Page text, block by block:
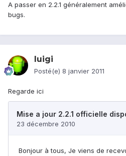
A passer en 2.2.1 généralement
bugs.
luigi
Posté(e) 8 janvier 2011
Regarde ici